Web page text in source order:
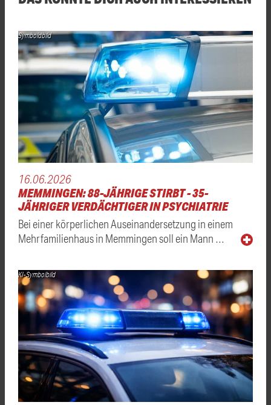
Symboldbild
16.06.2026
MEMMINGEN: 88-JÄHRIGE STIRBT - 35-
JÄHRIGER VERDÄCHTIGER IN PSYCHIATRIE
Bei einer körperlichen Auseinandersetzung in einem
Mehrfamilienhaus in Memmingen soll ein Mann …
KI-Symbolbild